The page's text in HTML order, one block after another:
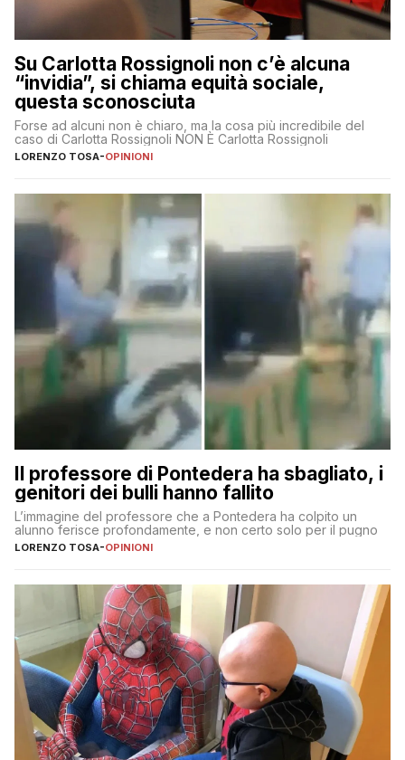
Su Carlotta Rossignoli non c’è alcuna
“invidia”, si chiama equità sociale,
questa sconosciuta
Forse ad alcuni non è chiaro, ma la cosa più incredibile del
caso di Carlotta Rossignoli NON È Carlotta Rossignoli
LORENZO TOSA-OPINIONI
Il professore di Pontedera ha sbagliato, i
genitori dei bulli hanno fallito
L’immagine del professore che a Pontedera ha colpito un
alunno ferisce profondamente, e non certo solo per il pugno
LORENZO TOSA-OPINIONI